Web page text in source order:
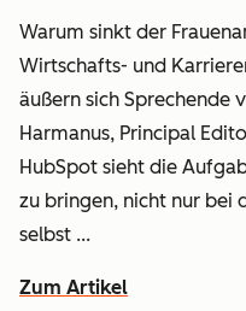
Warum sinkt der
Wirtschafts- und
äußern sich Sprechende
Harmanus, Principal
HubSpot sieht die
zu bringen, nicht nur bei
selbst ...
Zum Artikel